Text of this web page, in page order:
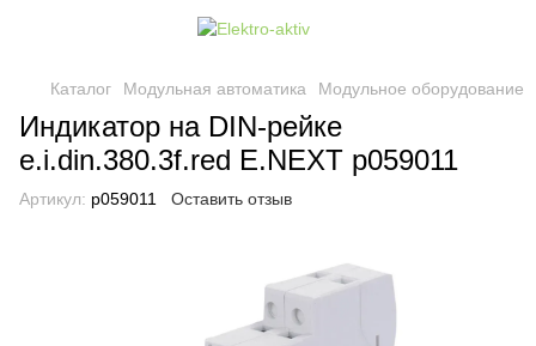
Каталог Модульная автоматика Модульное оборудование
Индикатор на DIN-рейке
e.i.din.380.3f.red E.NEXT p059011
Артикул: p059011 Оставить отзыв